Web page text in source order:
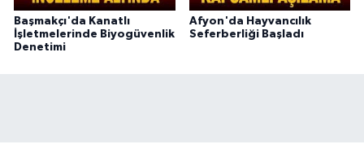
Başmakçı'da Kanatlı
İşletmelerinde Biyogüvenlik
Denetimi
Afyon'da Hayvancılık
Seferberliği Başladı